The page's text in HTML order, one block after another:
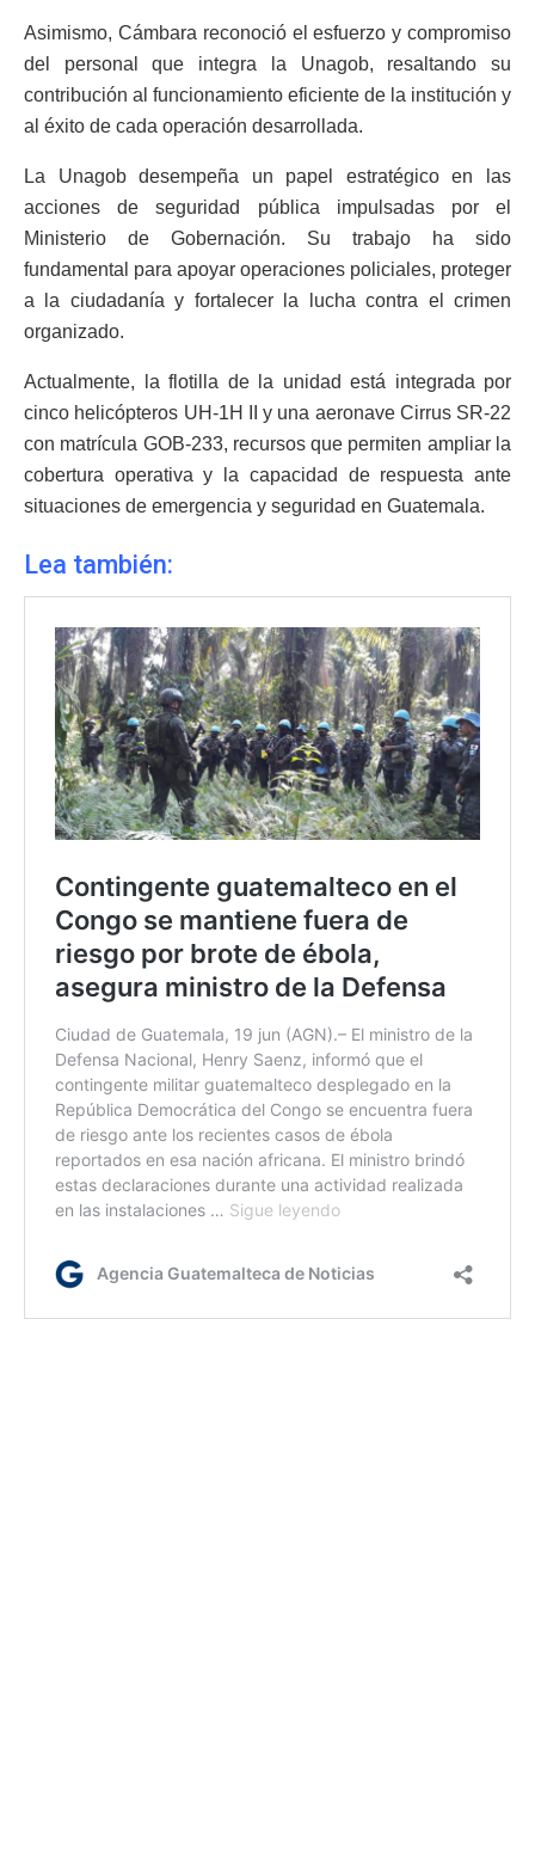
Asimismo, Cámbara reconoció el esfuerzo y compromiso
del personal que integra la Unagob, resaltando su
contribución al funcionamiento eficiente de la institución y
al éxito de cada operación desarrollada.
La Unagob desempeña un papel estratégico en las
acciones de seguridad pública impulsadas por el
Ministerio de Gobernación. Su trabajo ha sido
fundamental para apoyar operaciones policiales, proteger
a la ciudadanía y fortalecer la lucha contra el crimen
organizado.
Actualmente, la flotilla de la unidad está integrada por
cinco helicópteros UH-1H II y una aeronave Cirrus SR-22
con matrícula GOB-233, recursos que permiten ampliar la
cobertura operativa y la capacidad de respuesta ante
situaciones de emergencia y seguridad en Guatemala.
Lea también: